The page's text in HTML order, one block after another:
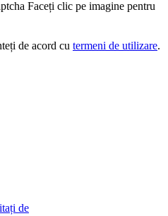
Faceți clic pe imagine pentru
de acord cu termeni de utilizare.
de